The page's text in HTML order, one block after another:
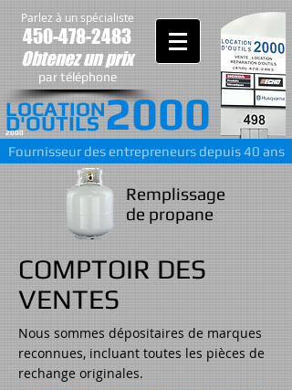
Parlez à un spécialiste
450-478-2483
Obtenez un prix
par téléphone
2000
LOCATION
D'OUTILS
2000
Fournisseur des entrepreneurs depuis 40 ans
Remplissage
de propane
COMPTOIR DES
VENTES
Nous sommes dépositaires de marques
reconnues, incluant toutes les pièces de
rechange originales.